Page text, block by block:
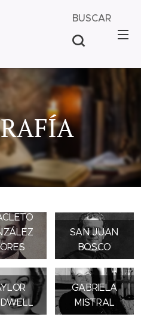
BUSCAR
SAN JUAN
BOSCO
GABRIELA
MISTRAL
Y